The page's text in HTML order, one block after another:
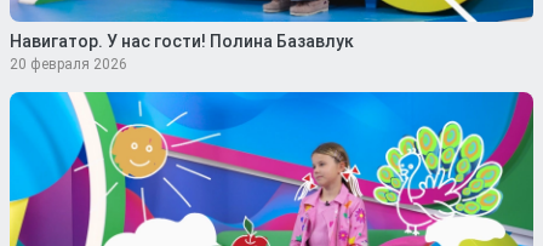
Навигатор. У нас гости! Полина Базавлук
20 февраля 2026